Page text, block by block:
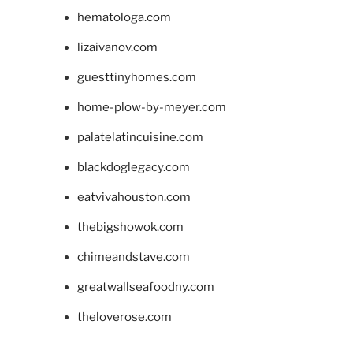
hematologa.com
lizaivanov.com
guesttinyhomes.com
home-plow-by-meyer.com
palatelatincuisine.com
blackdoglegacy.com
eatvivahouston.com
thebigshowok.com
chimeandstave.com
greatwallseafoodny.com
theloverose.com